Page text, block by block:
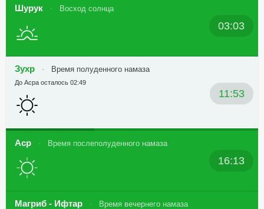
Шурук Восход солнца
03:03
Зухр Время полуденного намаза
11:53
До Асра осталось 02:49
Аср Время послеполуденного намаза
16:13
Магриб - Ифтар Время вечернего намаза